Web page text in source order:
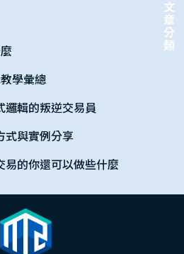
學彙總
邏輯的叛逆交易員
式與實例分享
易的你還可以做些什麼
文章分類